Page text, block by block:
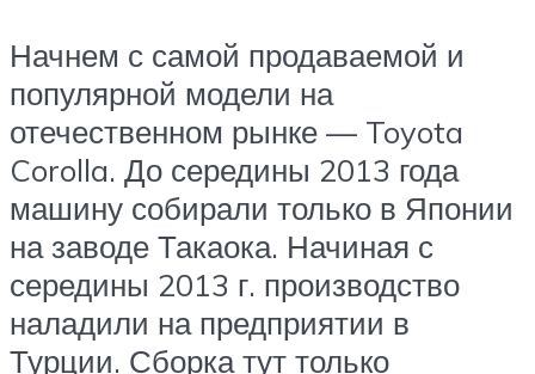
Начнем с самой продаваемой и
популярной модели на
отечественном рынке — Toyota
Corolla. До середины 2013 года
машину собирали только в Японии
на заводе Такаока. Начиная с
середины 2013 г. производство
наладили на предприятии в
Турции. Сборка тут только